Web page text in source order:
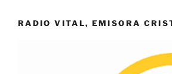
RADIO VITAL, EMISORA